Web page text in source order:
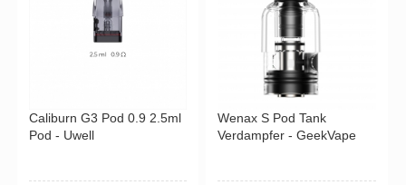
Caliburn G3 Pod 0.9 2.5ml
Pod - Uwell
Wenax S Pod Tank
Verdampfer - GeekVape